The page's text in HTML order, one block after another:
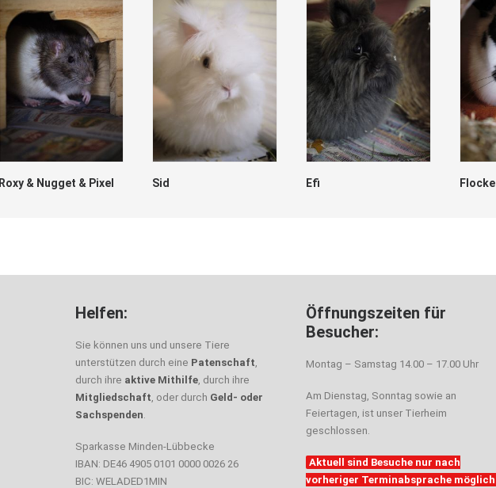
Roxy & Nugget & Pixel Sid Efi Flocke
Helfen:
Sie können uns und unsere Tiere
unterstützen durch eine Patenschaft,
durch ihre aktive Mithilfe, durch ihre
Mitgliedschaft, oder durch Geld- oder
Sachspenden.
Sparkasse Minden-Lübbecke
IBAN: DE46 4905 0101 0000 0026 26
BIC: WELADED1MIN
Öffnungszeiten für
Besucher:
Montag – Samstag 14.00 – 17.00 Uhr
Am Dienstag, Sonntag sowie an
Feiertagen, ist unser Tierheim
geschlossen.
Aktuell sind Besuche nur nach
vorheriger Terminabsprache möglich